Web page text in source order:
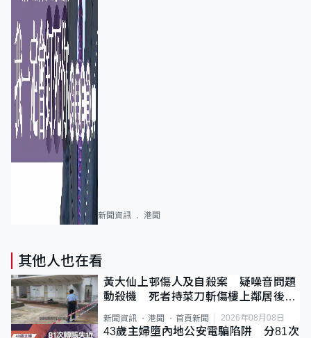
新聞資訊 港聞
其他人也在看
黃大仙上邨傷人及自殺案 疑噪音問題
動殺機 死者持菜刀斬傷樓上鄰居後墮
斃
新聞資訊 港聞 首頁新聞 2026年08月08日
43歲主婦墮內地公安電騙陷阱 分81次